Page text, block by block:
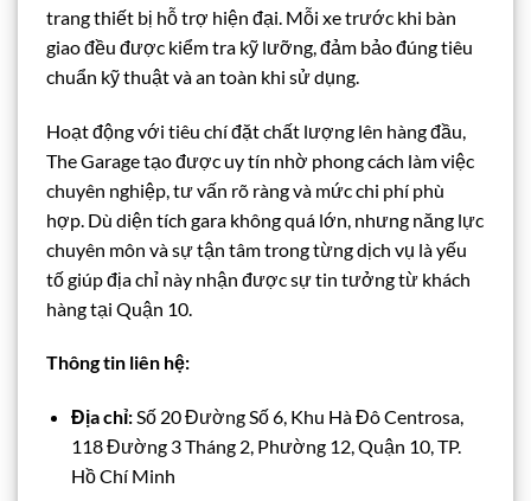
trang thiết bị hỗ trợ hiện đại. Mỗi xe trước khi bàn
giao đều được kiểm tra kỹ lưỡng, đảm bảo đúng tiêu
chuẩn kỹ thuật và an toàn khi sử dụng.
Hoạt động với tiêu chí đặt chất lượng lên hàng đầu,
The Garage tạo được uy tín nhờ phong cách làm việc
chuyên nghiệp, tư vấn rõ ràng và mức chi phí phù
hợp. Dù diện tích gara không quá lớn, nhưng năng lực
chuyên môn và sự tận tâm trong từng dịch vụ là yếu
tố giúp địa chỉ này nhận được sự tin tưởng từ khách
hàng tại Quận 10.
Thông tin liên hệ:
Địa chỉ:Số 20 Đường Số 6, Khu Hà Đô Centrosa,
118 Đường 3 Tháng 2, Phường 12, Quận 10, TP.
Hồ Chí Minh